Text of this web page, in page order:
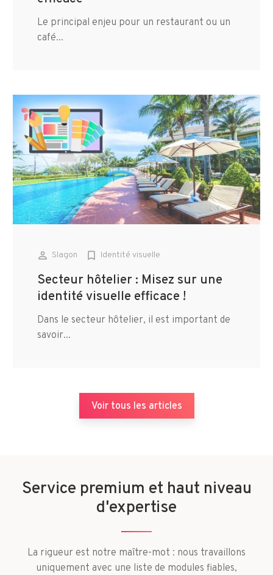
Le principal enjeu pour un restaurant ou un
café...
person_outline Slagon bookmark_border Identité visuelle
Secteur hôtelier : Misez sur une
identité visuelle efficace !
Dans le secteur hôtelier, il est important de
savoir...
Voir tous les articles
Service premium et haut niveau
d'expertise
La rigueur est notre maître-mot : nous travaillons
uniquement avec une liste de modules fiables,